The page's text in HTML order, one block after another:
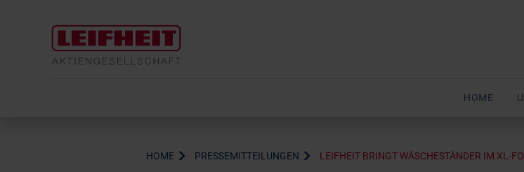
HOME
HOME PRESSEMITTEILUNGEN LEIFHEIT BRINGT WÄSCHESTÄNDER IM XL-